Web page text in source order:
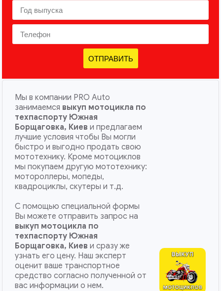
ОТПРАВИТЬ
Мы в компании PRO Auto
занимаемся выкуп мотоцикла по
техпаспорту Южная
Борщаговка, Киев и предлагаем
лучшие условия чтобы Вы могли
быстро и выгодно продать свою
мототехнику. Кроме мотоциклов
мы покупаем другую мототехнику:
мотороллеры, мопеды,
квадроциклы, скутеры и т.д.
С помощью специальной формы
Вы можете отправить запрос на
выкуп мотоцикла по
техпаспорту Южная
Борщаговка, Киев и сразу же
узнать его цену. Наш эксперт
оценит ваше транспортное
средство согласно полученной от
вас информации о нем.